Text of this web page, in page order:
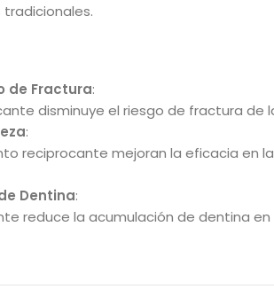
de Fractura:
disminuye el riesgo de fractura
:
reciprocante mejoran la eficacia
Dentina:
reduce la acumulación de dentina